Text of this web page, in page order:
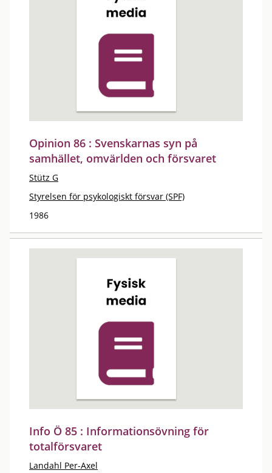
Opinion 86 : Svenskarnas syn på
samhället, omvärlden och försvaret
Stütz G
Styrelsen för psykologiskt försvar (SPF)
1986
Info Ö 85 : Informationsövning för
totalförsvaret
Landahl Per-Axel